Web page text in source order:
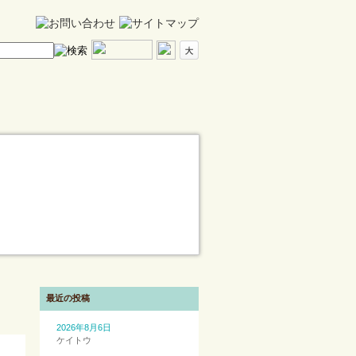
最近の投稿
2026年8月6日
ケイトウ